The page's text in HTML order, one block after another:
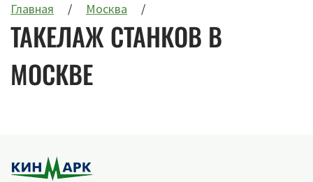
Главная Москва
ТАКЕЛАЖ СТАНКОВ В
МОСКВЕ